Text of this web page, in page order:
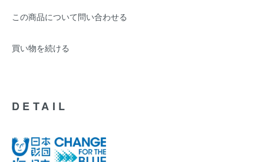
この商品について問い合わせる
買い物を続ける
DETAIL